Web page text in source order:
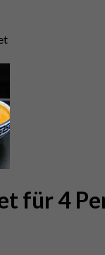
für 4